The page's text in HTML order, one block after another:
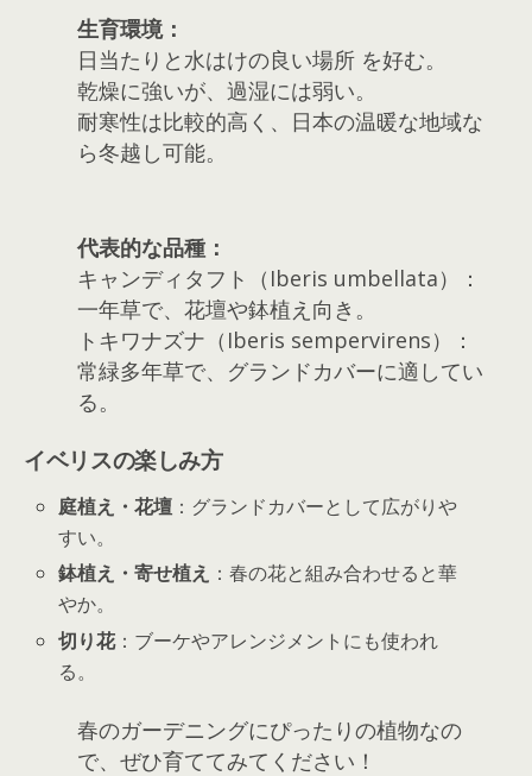
生育環境：
日当たりと水はけの良い場所 を好む。
乾燥に強いが、過湿には弱い。
耐寒性は比較的高く、日本の温暖な地域な
ら冬越し可能。
代表的な品種：
キャンディタフト（Iberis umbellata）：
一年草で、花壇や鉢植え向き。
トキワナズナ（Iberis sempervirens）：
常緑多年草で、グランドカバーに適してい
る。
イベリスの楽しみ方
庭植え・花壇 ：グランドカバーとして広がりや
すい。
鉢植え・寄せ植え ：春の花と組み合わせると華
やか。
切り花：ブーケやアレンジメントにも使われ
る。
春のガーデニングにぴったりの植物なの
で、ぜひ育ててみてください！